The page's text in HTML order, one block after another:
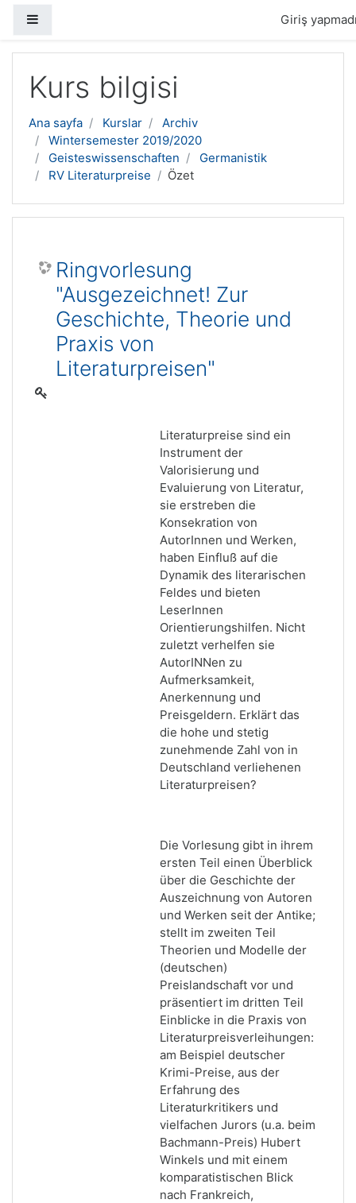
Giriş
Kurs bilgisi
Ana sayfa Kurslar
Archiv
Wintersemester 2019/2020
Geisteswissenschaften
Germanistik
RV Literaturpreise
Özet
Ringvorlesung
"Ausgezeichnet! Zur
Geschichte, Theorie und
Praxis von
Literaturpreisen"
Literaturpreise sind ein
Instrument der
Valorisierung und
Evaluierung von Literatur,
sie erstreben die
Konsekration von
AutorInnen und Werken,
haben Einfluß auf die
Dynamik des literarischen
Feldes und bieten
LeserInnen
Orientierungshilfen. Nicht
zuletzt verhelfen sie
AutorINNen zu
Aufmerksamkeit,
Anerkennung und
Preisgeldern. Erklärt das
die hohe und stetig
zunehmende Zahl von in
Deutschland verliehenen
Literaturpreisen?
Die Vorlesung gibt in ihrem
ersten Teil einen Überblick
über die Geschichte der
Auszeichnung von Autoren
und Werken seit der Antike;
stellt im zweiten Teil
Theorien und Modelle der
(deutschen)
Preislandschaft vor und
präsentiert im dritten Teil
Einblicke in die Praxis von
Literaturpreisverleihungen:
am Beispiel deutscher
Krimi-Preise, aus der
Erfahrung des
Literaturkritikers und
vielfachen Jurors (u.a. beim
Bachmann-Preis) Hubert
Winkels und mit einem
komparatistischen Blick
nach Frankreich,